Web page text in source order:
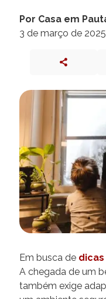
Por Casa em
3 de março de 2025
Em busca de
A chegada de um
também exige